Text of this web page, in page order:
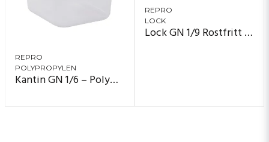
REPRO
POLYPROPYLEN
Kantin GN 1/6 – Polypropylen
REPRO
LOCK
Lock GN 1/9 Rostfritt Stål